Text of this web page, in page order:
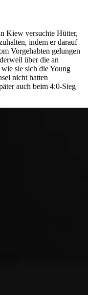
Kiew versuchte Hütter,
indem er darauf
Vorgehabten gelungen
über die an
sie sich die Young
nicht hatten
auch beim 4:0-Sieg